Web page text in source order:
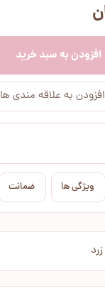
افزودن به سبد خرید
افزودن به علاقه مندی ها
ویژگی ها ضمانت
زرد